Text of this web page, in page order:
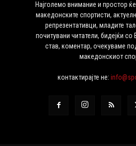
Најголемо внимание и простор
македонските спортисти,
репрезентативци, младите
почитувани читатели, бидејќи
став, коментар, очекуваме
македонскиот
контактирајте не: